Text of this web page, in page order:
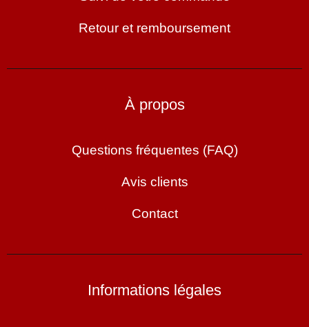
Retour et remboursement
À propos
Questions fréquentes (FAQ)
Avis clients
Contact
Informations légales